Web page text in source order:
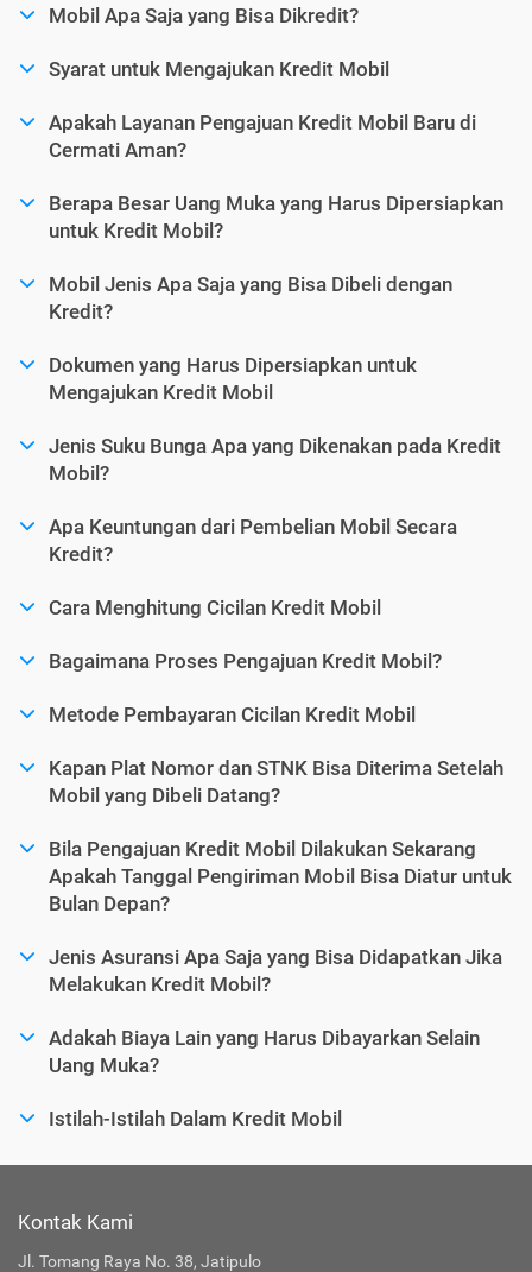
Mobil Apa Saja yang Bisa Dikredit?
Syarat untuk Mengajukan Kredit Mobil
Apakah Layanan Pengajuan Kredit Mobil Baru di
Cermati Aman?
Berapa Besar Uang Muka yang Harus Dipersiapkan
untuk Kredit Mobil?
Mobil Jenis Apa Saja yang Bisa Dibeli dengan
Kredit?
Dokumen yang Harus Dipersiapkan untuk
Mengajukan Kredit Mobil
Jenis Suku Bunga Apa yang Dikenakan pada Kredit
Mobil?
Apa Keuntungan dari Pembelian Mobil Secara
Kredit?
Cara Menghitung Cicilan Kredit Mobil
Bagaimana Proses Pengajuan Kredit Mobil?
Metode Pembayaran Cicilan Kredit Mobil
Kapan Plat Nomor dan STNK Bisa Diterima Setelah
Mobil yang Dibeli Datang?
Bila Pengajuan Kredit Mobil Dilakukan Sekarang
Apakah Tanggal Pengiriman Mobil Bisa Diatur untuk
Bulan Depan?
Jenis Asuransi Apa Saja yang Bisa Didapatkan Jika
Melakukan Kredit Mobil?
Adakah Biaya Lain yang Harus Dibayarkan Selain
Uang Muka?
Istilah-Istilah Dalam Kredit Mobil
Kontak Kami
Jl. Tomang Raya No. 38, Jatipulo